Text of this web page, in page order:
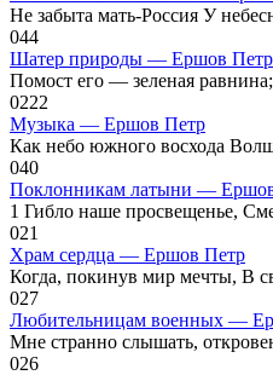
Не забыта мать-Россия У
044
Шатер природы — Ершов Петр
Помост его — зеленая
0222
Музыка — Ершов Петр
Как небо южного восхода
040
Поклонникам латыни —
1 Гибло наше просвещенье,
021
Храм сердца — Ершов Петр
Когда, покинув мир мечты, В
027
Любительницам военных —
Мне странно слышать,
026